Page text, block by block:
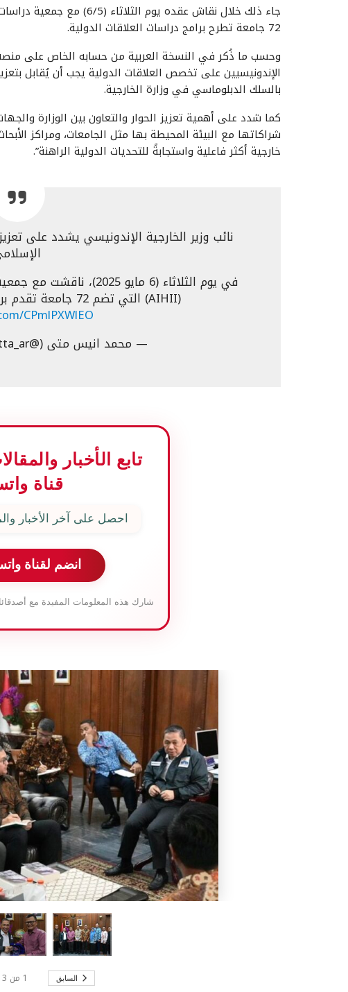
72 جامعة تطرح برامج دراسات العلاقات الدولية.
وحسب ما ذُكر في النسخة العربية من حسابه الخاص على
الإندونيسيين على تخصص العلاقات الدولية يجب أن يُقابل
بالسلك الدبلوماسي في وزارة الخارجية.
كما شدد على أهمية تعزيز الحوار والتعاون بين الوزارة
شراكاتها مع البيئة المحيطة بها مثل الجامعات، ومراكز
خارجية أكثر فاعلية واستجابةً للتحديات الدولية الراهنة”.
نائب وزير الخارجية الإندونيسي يشدد على
في يوم الثلاثاء (6 مايو
(AIHII) التي تضم 72 جامعة تقدم برامج دراسات العلاقات الدولية.
CPmlPXWlEO
— محمد انيس متى (@anismatta_ar)
تابع الأخبار
قناة
احصل على آخر الأخبار
انضم لقناة
شارك هذه المعلومات المفيدة مع
السابق 1 من 3